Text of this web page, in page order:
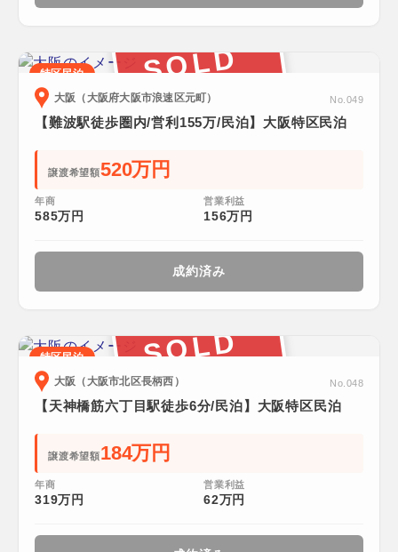
SOLD
特区民泊
大阪（大阪府大阪市浪速区元町）
No.049
【難波駅徒歩圏内/営利155万/民泊】大阪特区民泊
譲渡希望額520万円
年商
585万円
営業利益
156万円
成約済み
SOLD
特区民泊
大阪（大阪市北区長柄西）
No.048
【天神橋筋六丁目駅徒歩6分/民泊】大阪特区民泊
譲渡希望額184万円
年商
319万円
営業利益
62万円